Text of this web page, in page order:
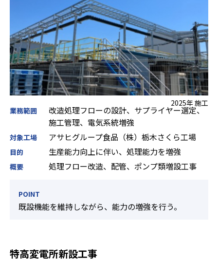
2025年 施工
業務範囲
改造処理フローの設計、サプライヤー選定、
施工管理、電気系統増強
対象工場 アサヒグループ食品（株）栃木さくら工場
目的 生産能力向上に伴い、処理能力を増強
概要 処理フロー改造、配管、ポンプ類増設工事
POINT
既設機能を維持しながら、能力の増強を行う。
特高変電所新設工事